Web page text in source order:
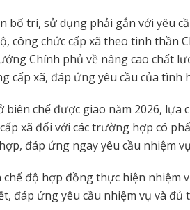
bố trí, sử dụng phải gắn với yêu
công chức cấp xã theo tinh thần
Chính phủ về nâng cao chất
cấp xã, đáp ứng yêu cầu của tình
biên chế được giao năm 2026, lựa
xã đối với các trường hợp có
đáp ứng ngay yêu cầu nhiệm
độ hợp đồng thực hiện nhiệm
đáp ứng yêu cầu nhiệm vụ và đủ